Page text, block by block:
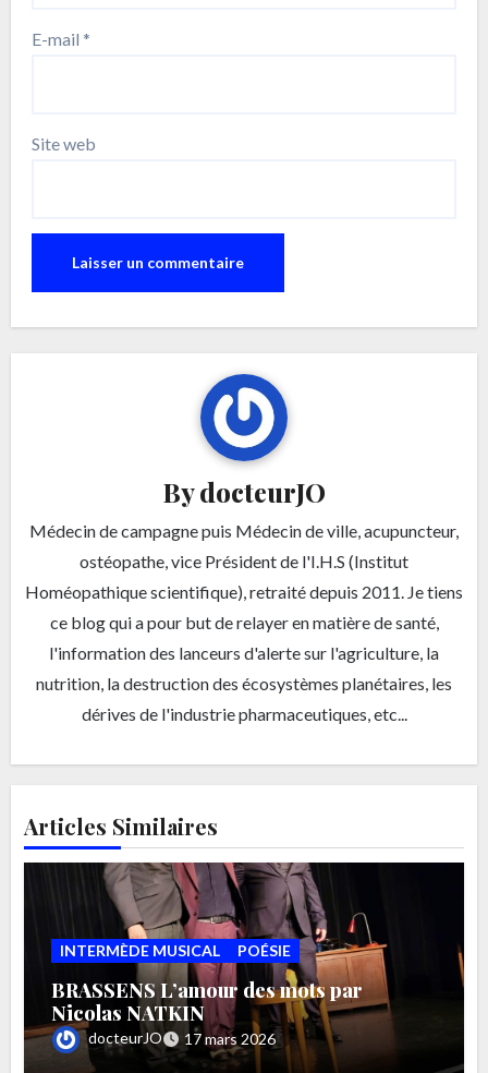
BydocteurJO
Médecin de campagne puis Médecin de ville, acupuncteur,
ostéopathe, vice Président de l'I.H.S (Institut
Homéopathique scientifique), retraité depuis 2011. Je tiens
ce blog qui a pour but de relayer en matière de santé,
l'information des lanceurs d'alerte sur l'agriculture, la
nutrition, la destruction des écosystèmes planétaires, les
dérives de l'industrie pharmaceutiques, etc...
Articles Similaires
INTERMÈDE MUSICAL POÉSIE
BRASSENS L’amour des mots par
Nicolas NATKIN
docteurJO 17 mars 2026
E-mail *
Site web